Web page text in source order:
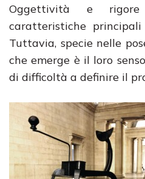
Oggettività e
caratteristiche
Tuttavia, specie nelle
che emerge è il loro
di difficoltà a definire il